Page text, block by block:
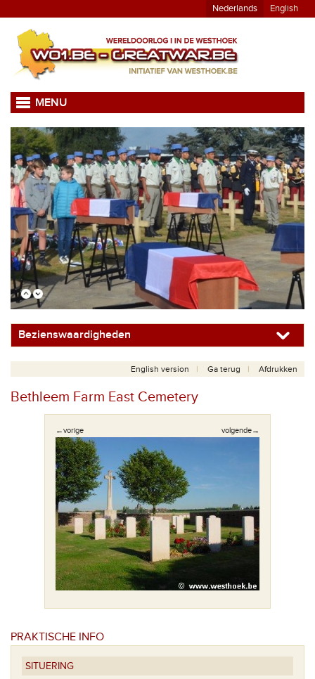
Nederlands English
MENU
Bezienswaardigheden
English version Ga terug Afdrukken
Bethleem Farm East Cemetery
←vorige volgende→
PRAKTISCHE INFO
SITUERING